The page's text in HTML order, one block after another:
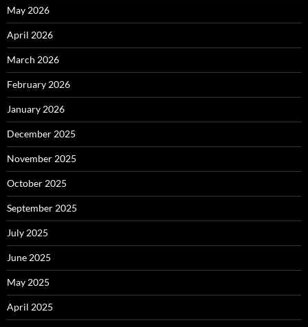
May 2026
April 2026
March 2026
February 2026
January 2026
December 2025
November 2025
October 2025
September 2025
July 2025
June 2025
May 2025
April 2025